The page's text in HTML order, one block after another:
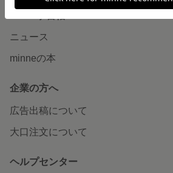
ニュース
minneの本
企業の方へ
広告出稿について
大口注文について
ヘルプセンター